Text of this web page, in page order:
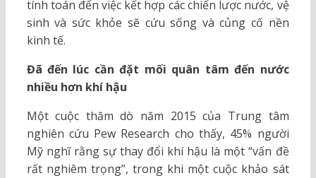
tính toán đến việc kết hợp các chiến lược nước, vệ
sinh và sức khỏe sẽ cứu sống và củng cố nền
kinh tế.
Đã đến lúc cần đặt mối quân tâm đến nước
nhiều hơn khí hậu
Một cuộc thăm dò năm 2015 của Trung tâm
nghiên cứu Pew Research cho thấy, 45% người
Mỹ nghĩ rằng sự thay đổi khí hậu là một “vấn đề
rất nghiêm trọng”, trong khi một cuộc khảo sát